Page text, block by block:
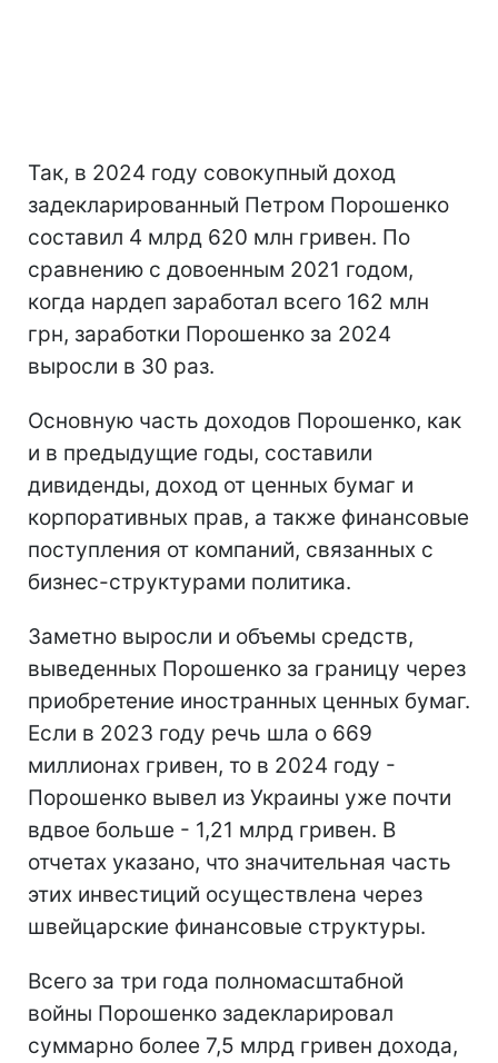
Так, в 2024 году совокупный доход
задекларированный Петром Порошенко
составил 4 млрд 620 млн гривен. По
сравнению с довоенным 2021 годом,
когда нардеп заработал всего 162 млн
грн, заработки Порошенко за 2024
выросли в 30 раз.
Основную часть доходов Порошенко, как
и в предыдущие годы, составили
дивиденды, доход от ценных бумаг и
корпоративных прав, а также финансовые
поступления от компаний, связанных с
бизнес-структурами политика.
Заметно выросли и объемы средств,
выведенных Порошенко за границу через
приобретение иностранных ценных бумаг.
Если в 2023 году речь шла о 669
миллионах гривен, то в 2024 году -
Порошенко вывел из Украины уже почти
вдвое больше - 1,21 млрд гривен. В
отчетах указано, что значительная часть
этих инвестиций осуществлена через
швейцарские финансовые структуры.
Всего за три года полномасштабной
войны Порошенко задекларировал
суммарно более 7,5 млрд гривен дохода,